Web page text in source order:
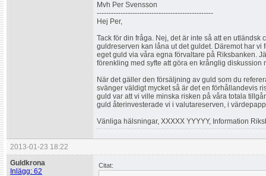
Mvh Per Svensson
-------------------------------------------------
Hej Per,
Tack för din fråga. Nej, det är inte så att en utländsk
guldreserven kan låna ut det guldet. Däremot har vi
eget guld via våra egna förvaltare på Riksbanken.
förenkling med syfte att göra en krånglig diskussion
När det gäller den försäljning av guld som du
svänger väldigt mycket så är det en förhållandevis
guld var att vi ville minska risken på våra totala
guld återinvesterade vi i valutareserven, i
Vänliga hälsningar, XXXXX YYYYY, Information
2013-01-23 18:22
Guldkrona
Inlägg: 62
Citat: